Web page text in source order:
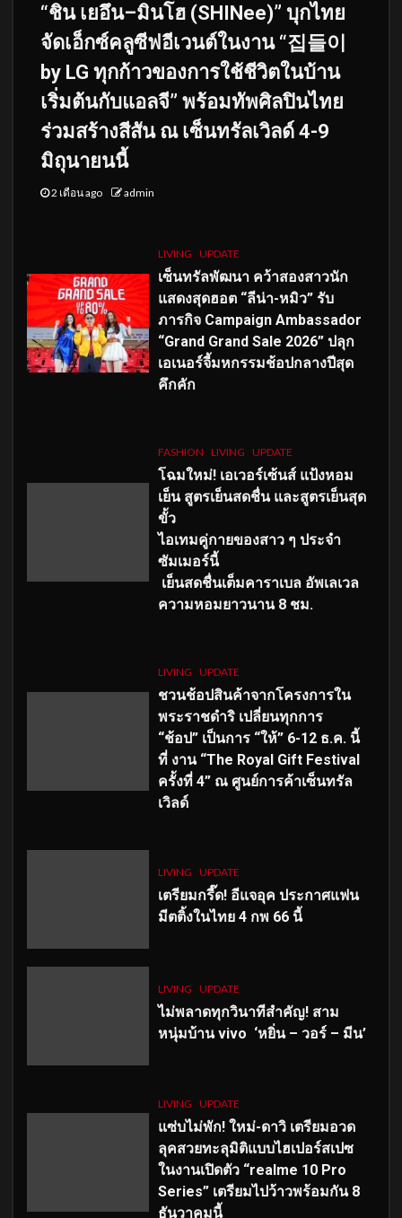
“ชิน เยอึน–มินโฮ (SHINee)” บุกไทย
จัดเอ็กซ์คลูซีฟอีเวนต์ในงาน “집들이
by LG ทุกก้าวของการใช้ชีวิตในบ้าน
เริ่มต้นกับแอลจี” พร้อมทัพศิลปินไทย
ร่วมสร้างสีสัน ณ เซ็นทรัลเวิลด์ 4-9
มิถุนายนนี้
2 เดือน ago admin
LIVING UPDATE
เซ็นทรัลพัฒนา คว้าสองสาวนัก
แสดงสุดฮอต “ลีน่า-หมิว” รับ
ภารกิจ Campaign Ambassador
“Grand Grand Sale 2026” ปลุก
เอเนอร์จี้มหกรรมช้อปกลางปีสุด
คึกคัก
FASHION LIVING UPDATE
โฉมใหม่! เอเวอร์เซ้นส์ แป้งหอม
เย็น สูตรเย็นสดชื่น และสูตรเย็นสุด
ขั้ว
ไอเทมคู่กายของสาว ๆ ประจำ
ซัมเมอร์นี้
เย็นสดชื่นเต็มคาราเบล อัพเลเวล
ความหอมยาวนาน 8 ชม.
LIVING UPDATE
ชวนช้อปสินค้าจากโครงการใน
พระราชดำริ เปลี่ยนทุกการ
“ช้อป” เป็นการ “ให้” 6-12 ธ.ค. นี้
ที่ งาน “The Royal Gift Festival
ครั้งที่ 4” ณ ศูนย์การค้าเซ็นทรัล
เวิลด์
LIVING UPDATE
เตรียมกรี๊ด! อีแจอุค ประกาศแฟน
มีตติ้งในไทย 4 กพ 66 นี้
LIVING UPDATE
ไม่พลาดทุกวินาทีสำคัญ! สาม
หนุ่มบ้าน vivo ‘หยิ่น – วอร์ – มีน’
LIVING UPDATE
แซ่บไม่พัก! ใหม่-ดาวิ เตรียมอวด
ลุคสวยทะลุมิติแบบไฮเปอร์สเปซ
ในงานเปิดตัว “realme 10 Pro
Series” เตรียมไปว้าวพร้อมกัน 8
ธันวาคมนี้